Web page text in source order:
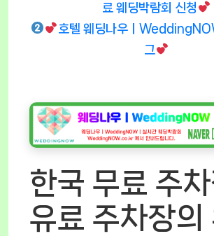
료 웨딩박람회 신청
호텔 웨딩나우ㅣ
그
한국 무료 주
유료 주차장의